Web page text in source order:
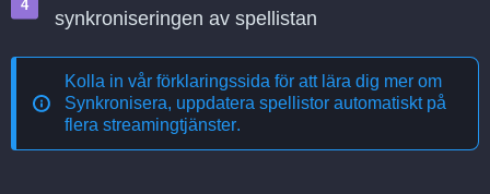
synkroniseringen av spellistan
Kolla in vår förklaringssida för att lära dig mer om
Synkronisera, uppdatera spellistor automatiskt på
flera streamingtjänster.